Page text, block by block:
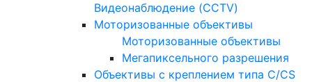
Видеонаблюдение (CCTV)
Моторизованные объективы
Моторизованные объективы
Мегапиксельного разрешения
Объективы с креплением типа C/CS